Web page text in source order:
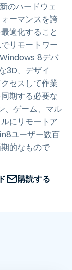
のハードウェ
ーマンスを誇
適化すること
リモートワー
8デバ
3D、デザイ
セスして作業
期する必要な
、ゲーム、マル
にリモートア
ユーザー数百
的なもので
購読する